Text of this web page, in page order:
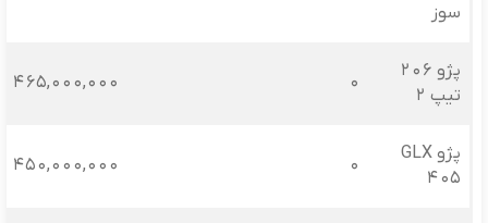
سوز
پژو 206
تیپ 2
0
465,000,000
پژو GLX
405
0
450,000,000